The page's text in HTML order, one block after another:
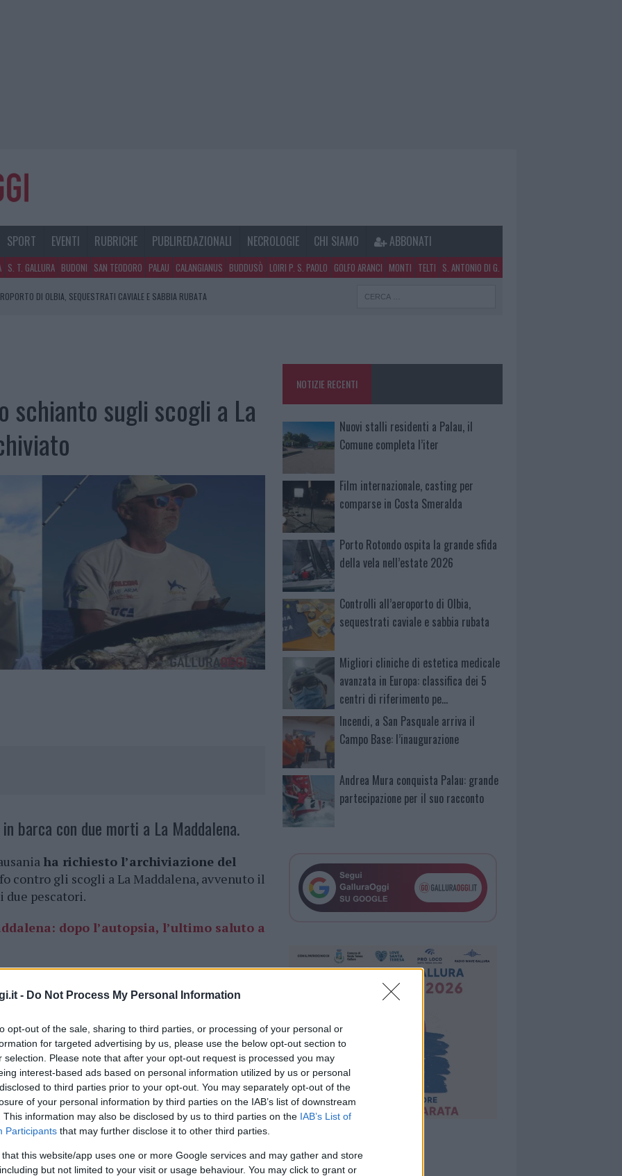
- Do Not Process My Personal Information
opt-out of the sale, sharing to third parties, or processing of your personal or
for targeted advertising by us, please use the below opt-out section to
selection. Please note that after your opt-out request is processed you may
interest-based ads based on personal information utilized by us or personal
to third parties prior to your opt-out. You may separately opt-out of the
of your personal information by third parties on the IAB’s list of downstream
This information may also be disclosed by us to third parties on the IAB’s List of
Participants that may further disclose it to other third parties.
that this website/app uses one or more Google services and may gather and store
but not limited to your visit or usage behaviour. You may click to grant or
SPORT EVENTI RUBRICHE PUBLIREDAZIONALI NECROLOGIE CHI SIAMO ABBONATI
S. T. GALLURA BUDONI SAN TEODORO PALAU CALANGIANUS BUDDUSÒ LOIRI P. S. PAOLO GOLFO ARANCI MONTI TELTI S. ANTONIO DI G.
DI ESTETICA MEDICALE AVANZATA IN EUROPA: CLASSIFICA DEI 5 CENTRI DI
SEQUESTRATI CAVIALE E SABBIA RUBATA
schianto sugli scogli a La
barca con due morti a La Maddalena.
ha richiesto l’archiviazione del
contro gli scogli a La Maddalena, avvenuto il
due pescatori.
dopo l’autopsia, l’ultimo saluto a
Le indagini condotte dalla Guardia Costiera
alla guida dell’imbarcazione e non avesse
pescatori sono morti sul colpo, mentre gli
a largo di La Maddalenasono rimasti
Tempio Pausania ha sequestrato il motoscafo e
ricostruire l’accaduto.
cliccandoqui
NOTIZIE RECENTI
Nuovi stalli residenti a Palau, il
Comune completa l’iter
Film internazionale, casting per
comparse in Costa Smeralda
Porto Rotondo ospita la grande sfida
della vela nell’estate 2026
Controlli all’aeroporto di Olbia,
sequestrati caviale e sabbia rubata
Migliori cliniche di estetica medicale
avanzata in Europa: classifica dei 5
centri di riferimento pe…
Incendi, a San Pasquale arriva il
Campo Base: l’inaugurazione
Andrea Mura conquista Palau: grande
partecipazione per il suo racconto